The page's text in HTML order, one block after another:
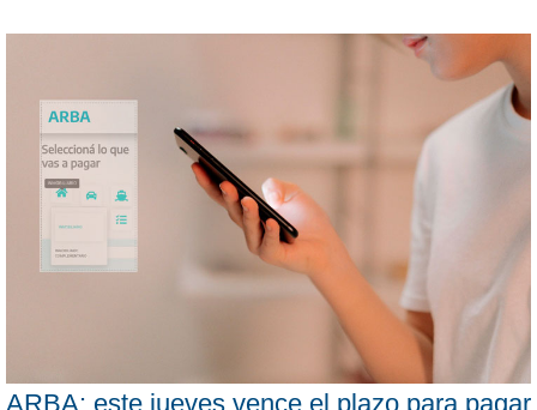
ARBA: este jueves vence el plazo para pagar